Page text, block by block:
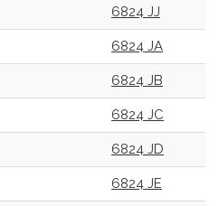
6824 JJ
6824 JA
6824 JB
6824 JC
6824 JD
6824 JE